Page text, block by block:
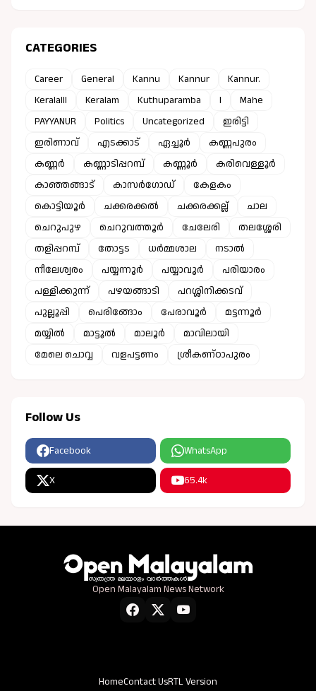
CATEGORIES
Career General Kannu Kannur
Kannur.
Keralalll
Keralam Kuthuparamba l
Mahe
PAYYANUR
Politics Uncategorized
ഇരിട്ടി
ഇരിണാവ്
എടക്കാട് ഏച്ചൂർ
കണ്ണപുരം
കണ്ണർ
കണ്ണാടിപ്പറമ്പ് കണ്ണൂർ
കരിവെള്ളൂർ
കാഞ്ഞങ്ങാട്
കാസർഗോഡ്
കേളകം
കൊട്ടിയൂർ
ചക്കരക്കൽ ചക്കരക്കല്ല്
ചാല
ചെറുപുഴ
ചെറുവത്തൂർ ചേലേരി
തലശ്ശേരി
തളിപ്പറമ്പ്
തോട്ടട ധർമ്മശാല
നടാൽ
നീലേശ്വരം
പയ്യന്നൂർ പയ്യാവൂർ
പരിയാരം
പള്ളിക്കുന്ന്
പഴയങ്ങാടി
പറശ്ശിനിക്കടവ്
പുല്ലൂപ്പി
പെരിങ്ങോം പേരാവൂർ
മട്ടന്നൂർ
മയ്യിൽ
മാട്ടൂൽ മാലൂർ
മാവിലായി
മേലെ ചൊവ്വ
വളപട്ടണം ശ്രീകണ്ഠാപുരം
Follow Us
Facebook WhatsApp
X 65.4k
Open Malayalam News Network
HomeContact UsRTL Version